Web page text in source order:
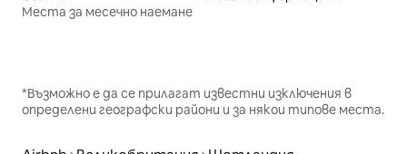
Места за месечно наемане
*Възможно е да се прилагат известни изключения в
определени географски райони и за някои типове места.